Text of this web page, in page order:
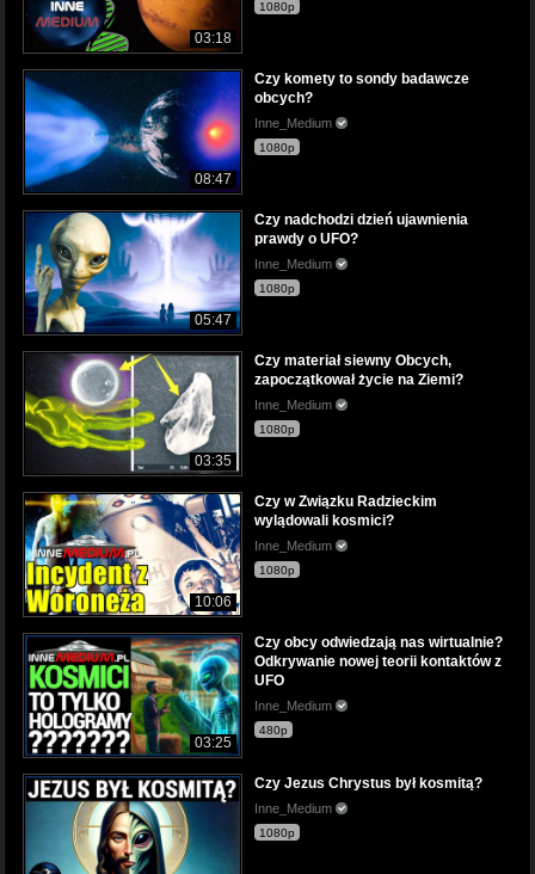
03:18
1080p
08:47
Czy komety to sondy badawcze
obcych?
Inne_Medium
1080p
05:47
Czy nadchodzi dzień ujawnienia
prawdy o UFO?
Inne_Medium
1080p
03:35
Czy materiał siewny Obcych,
zapoczątkował życie na Ziemi?
Inne_Medium
1080p
10:06
Czy w Związku Radzieckim
wylądowali kosmici?
Inne_Medium
1080p
03:25
Czy obcy odwiedzają nas wirtualnie?
Odkrywanie nowej teorii kontaktów z
UFO
Inne_Medium
480p
Czy Jezus Chrystus był kosmitą?
Inne_Medium
1080p